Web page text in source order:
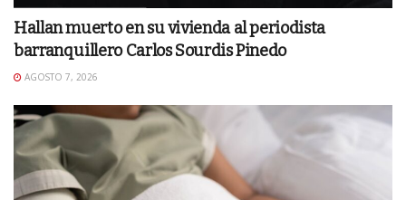
Hallan muerto en su vivienda al periodista
barranquillero Carlos Sourdis Pinedo
AGOSTO 7, 2026